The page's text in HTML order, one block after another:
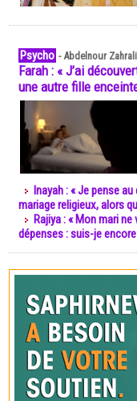
Psycho -Abdelnour Zahrali
Farah : « J’ai
une autre fille
Inayah : « Je pense
mariage religieux, alors
Rajiya : « Mon mari
dépenses : suis-je